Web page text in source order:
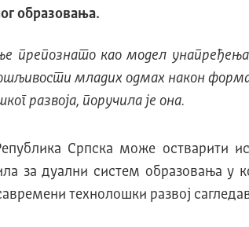
образовања.
препознато као модел
младих одмах након
развоја, поручила је она.
Српска може остварити
за дуални систем образовања
технолошки развој